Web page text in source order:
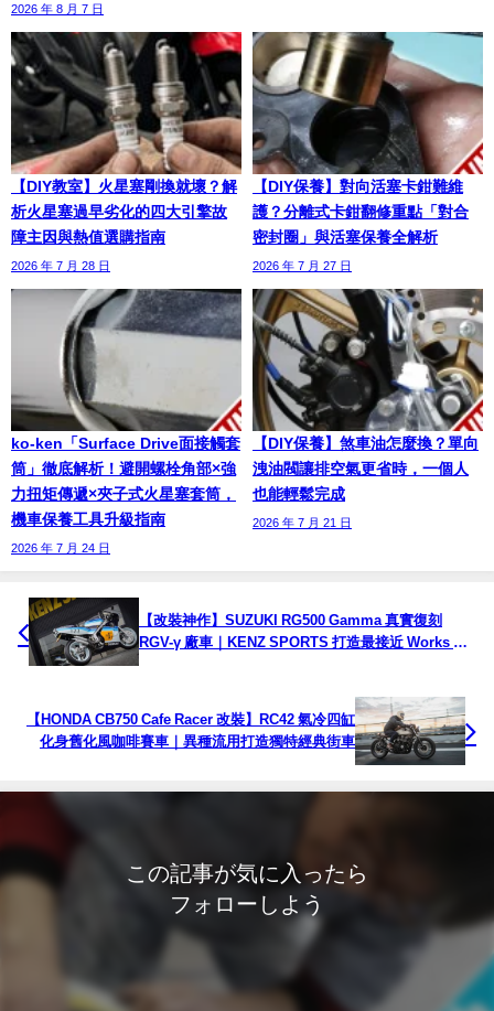
2026 年 8 月 7 日
【DIY教室】火星塞剛換就壞？解
析火星塞過早劣化的四大引擎故
障主因與熱值選購指南
2026 年 7 月 28 日
【DIY保養】對向活塞卡鉗難維
護？分離式卡鉗翻修重點「對合
密封圈」與活塞保養全解析
2026 年 7 月 27 日
ko-ken「Surface Drive面接觸套
筒」徹底解析！避開螺栓角部×強
力扭矩傳遞×夾子式火星塞套筒，
機車保養工具升級指南
2026 年 7 月 24 日
【DIY保養】煞車油怎麼換？單向
洩油閥讓排空氣更省時，一個人
也能輕鬆完成
2026 年 7 月 21 日
【改裝神作】SUZUKI RG500 Gamma 真實復刻
RGV-γ 廠車｜KENZ SPORTS 打造最接近 Works GP
【HONDA CB750 Cafe Racer 改裝】RC42 氣冷四缸
化身舊化風咖啡賽車｜異種流用打造獨特經典街車
この記事が気に入ったら
フォローしよう